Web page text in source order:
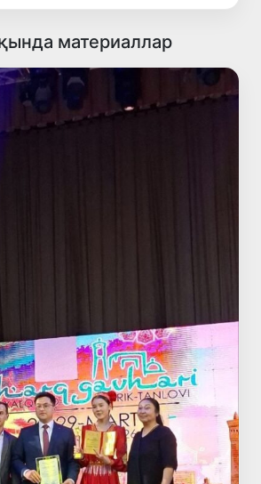
материаллар